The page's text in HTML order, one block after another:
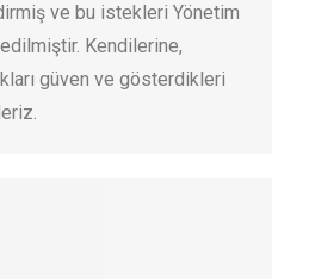
ve bu istekleri Yönetim
Kendilerine,
güven ve gösterdikleri